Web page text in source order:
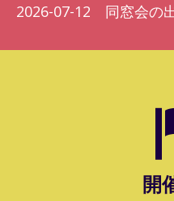
2026-07-12 同窓会の
開